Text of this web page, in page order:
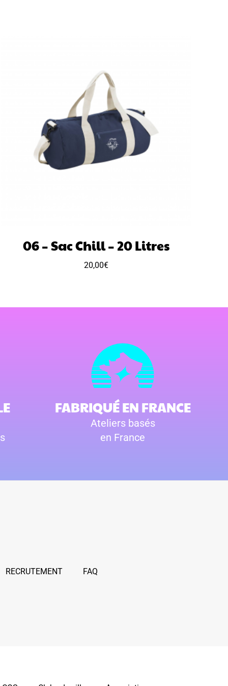
06 – Sac Chill – 20 Litres
20,00€
FABRIQUÉ EN FRANCE
Ateliers basés
en France
RECRUTEMENT FAQ